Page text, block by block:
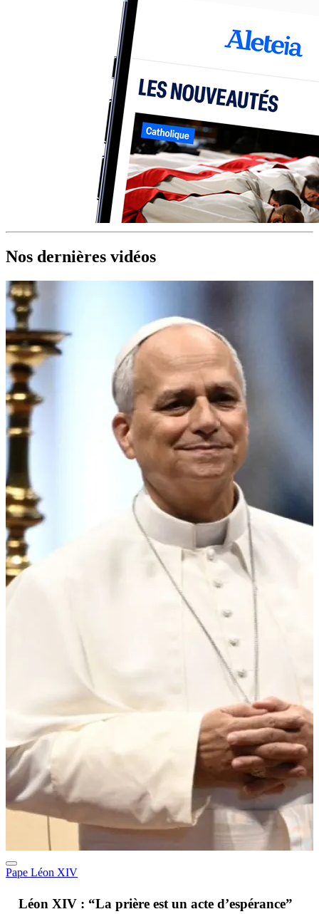
Nos dernières vidéos
Pape Léon XIV
Léon XIV : “La prière est un acte d’espérance”